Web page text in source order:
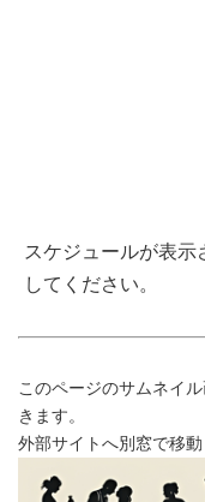
スケジュールが表示
してください。
このページのサムネイ
きます。
外部サイトへ別窓で移動